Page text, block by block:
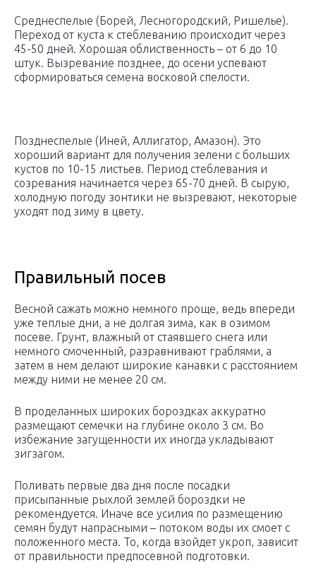
Среднеспелые (Борей, Лесногородский, Ришелье).
Переход от куста к стеблеванию происходит через
45-50 дней. Хорошая облиственность – от 6 до 10
штук. Вызревание позднее, до осени успевают
сформироваться семена восковой спелости.
Позднеспелые (Иней, Аллигатор, Амазон). Это
хороший вариант для получения зелени с больших
кустов по 10-15 листьев. Период стеблевания и
созревания начинается через 65-70 дней. В сырую,
холодную погоду зонтики не вызревают, некоторые
уходят под зиму в цвету.
Правильный посев
Весной сажать можно немного проще, ведь впереди
уже теплые дни, а не долгая зима, как в озимом
посеве. Грунт, влажный от стаявшего снега или
немного смоченный, разравнивают граблями, а
затем в нем делают широкие канавки с расстоянием
между ними не менее 20 см.
В проделанных широких бороздках аккуратно
размещают семечки на глубине около 3 см. Во
избежание загущенности их иногда укладывают
зигзагом.
Поливать первые два дня после посадки
присыпанные рыхлой землей бороздки не
рекомендуется. Иначе все усилия по размещению
семян будут напрасными – потоком воды их смоет с
положенного места. То, когда взойдет укроп, зависит
от правильности предпосевной подготовки.